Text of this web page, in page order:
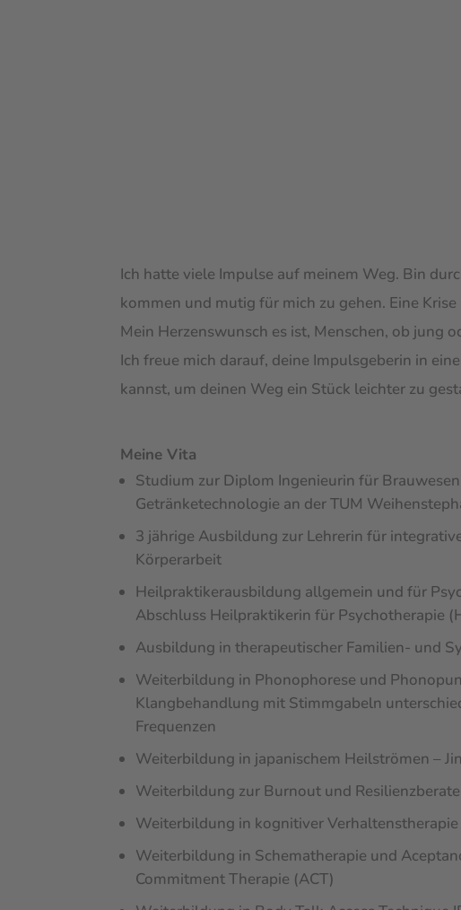
Ich hatte viele Impulse auf meinem Weg. Bin
kommen und mutig für mich zu gehen. Eine
Mein Herzenswunsch es ist, Menschen, ob jung
Ich freue mich darauf, deine Impulsgeberin in
kannst, um deinen Weg ein Stück leichter zu
Meine Vita
Studium zur Diplom Ingenieurin für
Getränketechnologie an der TUM
3 jährige Ausbildung zur Lehrerin für
Körperarbeit
Heilpraktikerausbildung allgemein und für
Abschluss Heilpraktikerin für Psychotherapie
Ausbildung in therapeutischer Familien- und
Weiterbildung in Phonophorese und
Klangbehandlung mit Stimmgabeln
Frequenzen
Weiterbildung in japanischem Heilströmen –
Weiterbildung zur Burnout und
Weiterbildung in kognitiver Verhaltenstherapie
Weiterbildung in Schematherapie und
Commitment Therapie (ACT)